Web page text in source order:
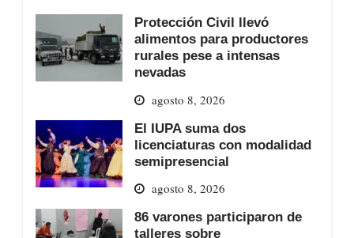
Protección Civil llevó
alimentos para productores
rurales pese a intensas
nevadas
agosto 8, 2026
El IUPA suma dos
licenciaturas con modalidad
semipresencial
agosto 8, 2026
86 varones participaron de
talleres sobre